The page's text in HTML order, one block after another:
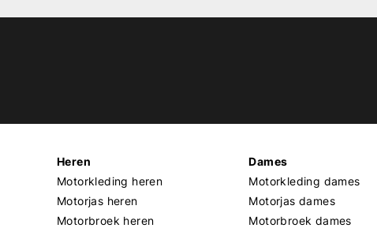
Heren
Motorkleding heren
Motorjas heren
Motorbroek heren
Dames
Motorkleding dames
Motorjas dames
Motorbroek dames